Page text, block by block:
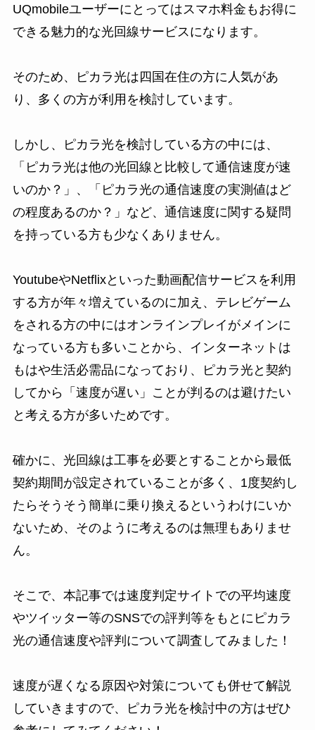
UQmobileユーザーにとってはスマホ料金もお得に
できる魅力的な光回線サービスになります。
そのため、ピカラ光は四国在住の方に人気があ
り、多くの方が利用を検討しています。
しかし、ピカラ光を検討している方の中には、
「ピカラ光は他の光回線と比較して通信速度が速
いのか？」、「ピカラ光の通信速度の実測値はど
の程度あるのか？」など、通信速度に関する疑問
を持っている方も少なくありません。
YoutubeやNetflixといった動画配信サービスを利用
する方が年々増えているのに加え、テレビゲーム
をされる方の中にはオンラインプレイがメインに
なっている方も多いことから、インターネットは
もはや生活必需品になっており、ピカラ光と契約
してから「速度が遅い」ことが判るのは避けたい
と考える方が多いためです。
確かに、光回線は工事を必要とすることから最低
契約期間が設定されていることが多く、1度契約し
たらそうそう簡単に乗り換えるというわけにいか
ないため、そのように考えるのは無理もありませ
ん。
そこで、本記事では速度判定サイトでの平均速度
やツイッター等のSNSでの評判等をもとにピカラ
光の通信速度や評判について調査してみました！
速度が遅くなる原因や対策についても併せて解説
していきますので、ピカラ光を検討中の方はぜひ